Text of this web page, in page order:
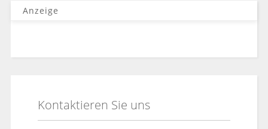
Anzeige
Kontaktieren Sie uns